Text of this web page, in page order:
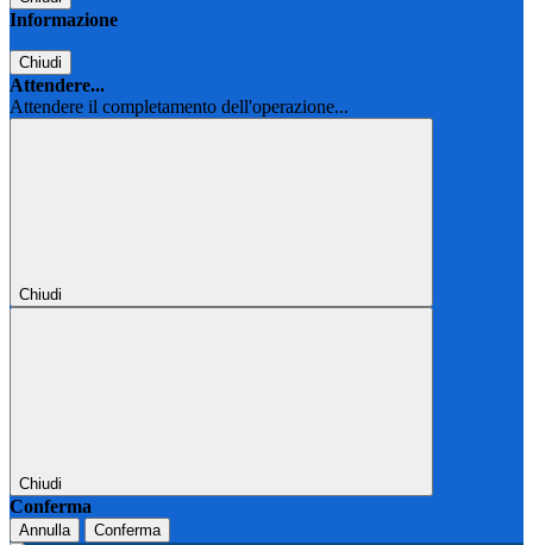
Informazione
Chiudi
Attendere...
Attendere il completamento dell'operazione...
Chiudi
Chiudi
Conferma
Annulla Conferma